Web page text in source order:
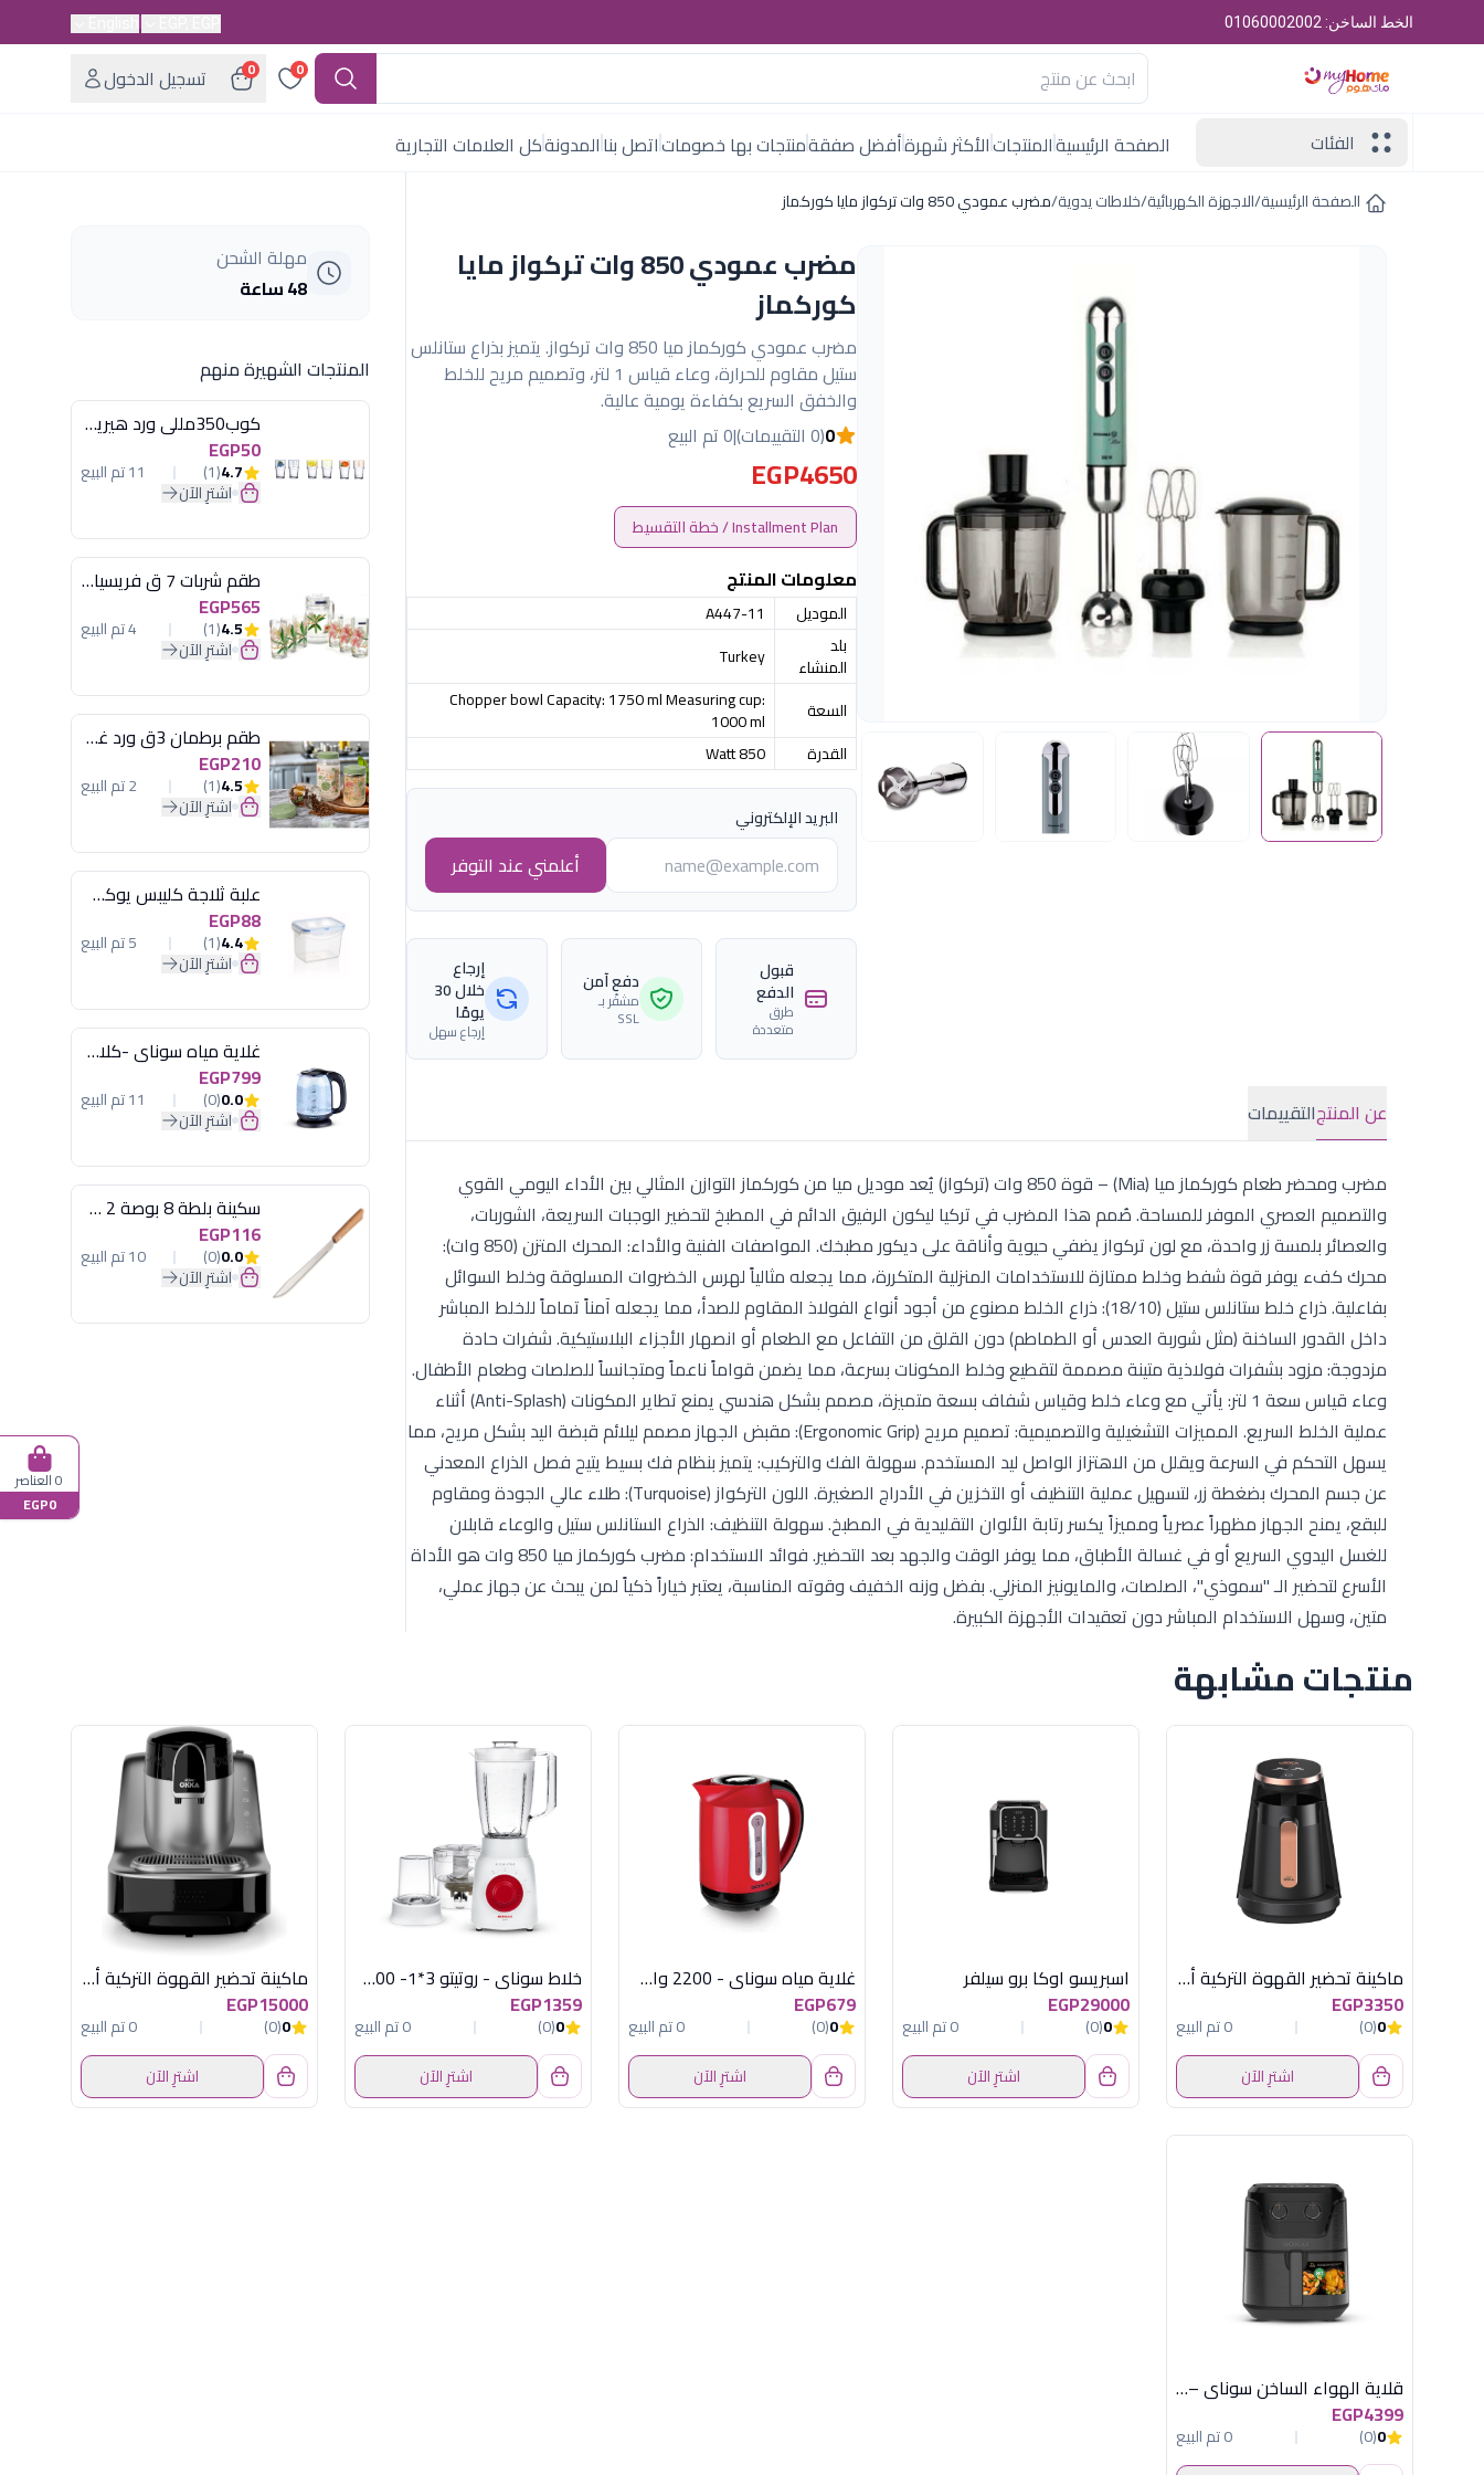
الخط الساخن: 01060002002
0
0
تسجيل الدخول
الفئات
الصفحة الرئيسيةالمنتجاتالأكثر شهرةأفضل صفقةمنتجات بها خصوماتاتصل بناالمدونةكل العلامات التجارية
الصفحة الرئيسية/الاجهزة الكهربائية/خلاطات يدوية/مضرب عمودي 850 وات تركواز مايا كوركماز
مضرب عمودي 850 وات تركواز مايا
كوركماز
مضرب عمودي كوركماز ميا 850 وات تركواز. يتميز بذراع ستانلس
ستيل مقاوم للحرارة، وعاء قياس 1 لتر، وتصميم مريح للخلط
والخفق السريع بكفاءة يومية عالية.
0(0 التقييمات) |0 تم البيع
EGP4650
Installment Plan / خطة التقسيط
معلومات المنتج
الموديل
A447-11
بلد
المنشاء
Turkey
السعة
Chopper bowl Capacity: 1750 ml Measuring cup:
1000 ml
القدرة
850 Watt
البريد الإلكتروني
أعلمني عند التوفر
قبول
الدفع
طرق
متعددة
دفع آمن
مشفّر بـ
SSL
إرجاع
خلال 30
يومًا
إرجاع سهل
عن المنتجالتقييمات
مضرب ومحضر طعام كوركماز ميا (Mia) – قوة 850 وات (تركواز) يُعد موديل ميا من كوركماز التوازن المثالي بين الأداء اليومي القوي
والتصميم العصري الموفر للمساحة. صُمم هذا المضرب في تركيا ليكون الرفيق الدائم في المطبخ لتحضير الوجبات السريعة، الشوربات،
والعصائر بلمسة زر واحدة، مع لون تركواز يضفي حيوية وأناقة على ديكور مطبخك. المواصفات الفنية والأداء: المحرك المتزن (850 وات):
محرك كفء يوفر قوة شفط وخلط ممتازة للاستخدامات المنزلية المتكررة، مما يجعله مثالياً لهرس الخضروات المسلوقة وخلط السوائل
بفاعلية. ذراع خلط ستانلس ستيل (18/10): ذراع الخلط مصنوع من أجود أنواع الفولاذ المقاوم للصدأ، مما يجعله آمناً تماماً للخلط المباشر
داخل القدور الساخنة (مثل شوربة العدس أو الطماطم) دون القلق من التفاعل مع الطعام أو انصهار الأجزاء البلاستيكية. شفرات حادة
مزدوجة: مزود بشفرات فولاذية متينة مصممة لتقطيع وخلط المكونات بسرعة، مما يضمن قواماً ناعماً ومتجانساً للصلصات وطعام الأطفال.
وعاء قياس سعة 1 لتر: يأتي مع وعاء خلط وقياس شفاف بسعة متميزة، مصمم بشكل هندسي يمنع تطاير المكونات (Anti-Splash) أثناء
عملية الخلط السريع. المميزات التشغيلية والتصميمية: تصميم مريح (Ergonomic Grip): مقبض الجهاز مصمم ليلائم قبضة اليد بشكل مريح، مما
يسهل التحكم في السرعة ويقلل من الاهتزاز الواصل ليد المستخدم. سهولة الفك والتركيب: يتميز بنظام فك بسيط يتيح فصل الذراع المعدني
عن جسم المحرك بضغطة زر، لتسهيل عملية التنظيف أو التخزين في الأدراج الصغيرة. اللون التركواز (Turquoise): طلاء عالي الجودة ومقاوم
للبقع، يمنح الجهاز مظهراً عصرياً ومميزاً يكسر رتابة الألوان التقليدية في المطبخ. سهولة التنظيف: الذراع الستانلس ستيل والوعاء قابلان
للغسل اليدوي السريع أو في غسالة الأطباق، مما يوفر الوقت والجهد بعد التحضير. فوائد الاستخدام: مضرب كوركماز ميا 850 وات هو الأداة
الأسرع لتحضير الـ "سموذي"، الصلصات، والمايونيز المنزلي. بفضل وزنه الخفيف وقوته المناسبة، يعتبر خياراً ذكياً لمن يبحث عن جهاز عملي،
متين، وسهل الاستخدام المباشر دون تعقيدات الأجهزة الكبيرة.
مهلة الشحن
48 ساعة
المنتجات الشهيرة منهم
كوب350مللى ورد هيريفين
EGP50
4.7
(1) 11 تم البيع
اشترِ الآن
طقم شربات 7 ق فريسيا لومينارك
EGP565
4.5
(1) 4 تم البيع
اشترِ الآن
طقم برطمان 3ق ورد غطاء مينت جرين هيريفين
EGP210
4.5
(1) 2 تم البيع
اشترِ الآن
علبة ثلاجة كليبس يوكسان
EGP88
4.4
(1) 5 تم البيع
اشترِ الآن
غلاية مياه سوناي -كلاسيك 2200 وات، 1.7 لتر زجاج اضائة ليد - MAR-3752
EGP799
0.0
(0) 11 تم البيع
اشترِ الآن
سكينة بلطة 8 بوصة 2 مسمار
EGP116
0.0
(0) 10 تم البيع
اشترِ الآن
منتجات مشابهة
ماكينة تحضير القهوة التركية أرزوم أوكا مينيو نحاسي
EGP3350
0
(0)
0 تم البيع
اشترِ الآن
اسبريسو اوكا برو سيلفر
EGP29000
0
(0)
0 تم البيع
اشترِ الآن
غلاية مياه سوناي - 2200 وات، 1.7 لتر - احمر - MAR-3000
EGP679
0
(0)
0 تم البيع
اشترِ الآن
خلاط سوناي - روتيتو 3*1- 500 وات، 1.5 لتر، 3 سرعات MAR-2500
EGP1359
0
(0)
0 تم البيع
اشترِ الآن
ماكينة تحضير القهوة التركية أرزوم أوكا إيليت 710 وات - أسود وفضي لامع
EGP15000
0
(0)
0 تم البيع
اشترِ الآن
قلاية الهواء الساخن سوناي – كوك ماستر برو – 2000 وات، 7 لتر – مؤقت يصل الي 60 دقيقة - اسود –MAR-710
EGP4399
0
(0)
0 تم البيع
0 العناصر
EGP0